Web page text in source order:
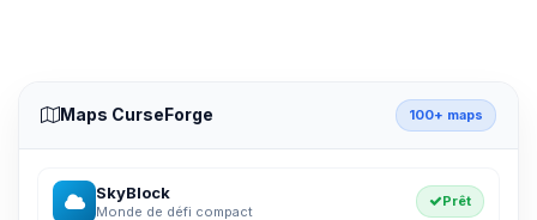
Maps CurseForge 100+ maps
SkyBlock
Monde de défi compact
Prêt